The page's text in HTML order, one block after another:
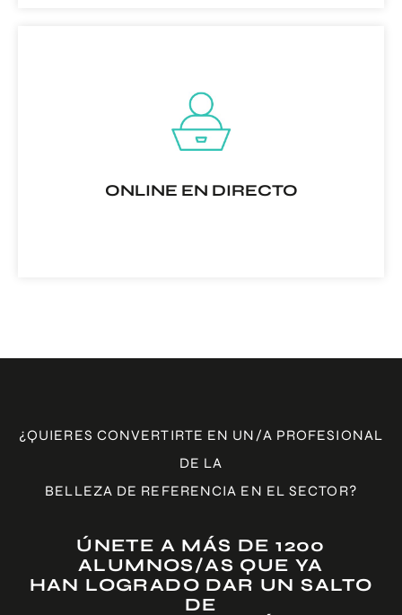
Teoría y prácticas con modelos reales 100% presencial
en alguna de nuestras sedes
ONLINE EN DIRECTO
¿QUIERES CONVERTIRTE EN UN/A PROFESIONAL
DE LA
BELLEZA DE REFERENCIA EN EL SECTOR?
ÚNETE A MÁS DE 1200
ALUMNOS/AS QUE YA
HAN LOGRADO DAR UN SALTO
DE